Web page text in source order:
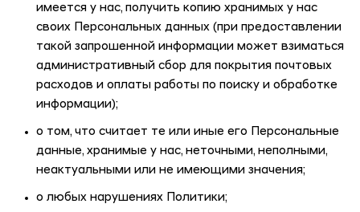
имеется у нас, получить копию хранимых у нас
своих Персональных данных (при предоставлении
такой запрошенной информации может взиматься
административный сбор для покрытия почтовых
расходов и оплаты работы по поиску и обработке
информации);
о том, что считает те или иные его Персональные
данные, хранимые у нас, неточными, неполными,
неактуальными или не имеющими значения;
о любых нарушениях Политики;